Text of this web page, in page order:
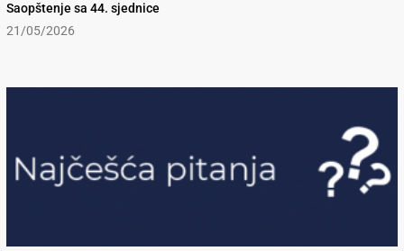
Saopštenje sa 44. sjednice
21/05/2026